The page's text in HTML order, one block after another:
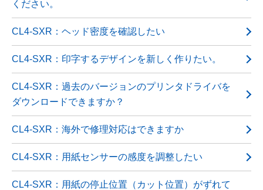
ください。
CL4-SXR：ヘッド密度を確認したい
CL4-SXR：印字するデザインを新しく作りたい。
CL4-SXR：過去のバージョンのプリンタドライバを
ダウンロードできますか？
CL4-SXR：海外で修理対応はできますか
CL4-SXR：用紙センサーの感度を調整したい
CL4-SXR：用紙の停止位置（カット位置）がずれて